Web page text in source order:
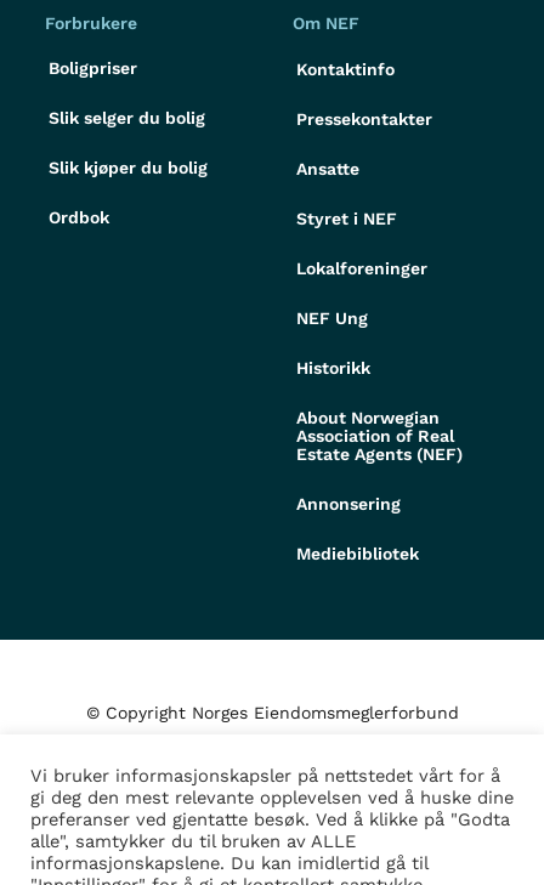
Forbrukere
Boligpriser
Slik selger du bolig
Slik kjøper du bolig
Ordbok
Om NEF
Kontaktinfo
Pressekontakter
Ansatte
Styret i NEF
Lokalforeninger
NEF Ung
Historikk
About Norwegian
Association of Real
Estate Agents (NEF)
Annonsering
Mediebibliotek
© Copyright Norges Eiendomsmeglerforbund
Personvern og cookies
Administrer samtykke
Vi bruker informasjonskapsler på nettstedet vårt for å
gi deg den mest relevante opplevelsen ved å huske dine
preferanser ved gjentatte besøk. Ved å klikke på "Godta
alle", samtykker du til bruken av ALLE
informasjonskapslene. Du kan imidlertid gå til